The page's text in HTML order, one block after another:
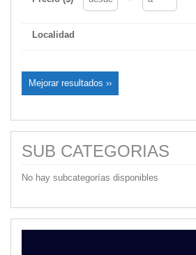
Localidad
Mejorar resultados ››
SUB CATEGORIAS
No hay subcategorías disponibles